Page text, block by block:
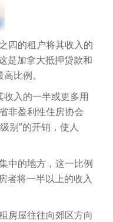
四的租户将其收入的
是加拿大抵押贷款和
比例。
收入的一半或更多用
非盈利性住房协会
别”的开销，使人
中的地方，这一比例
者将一半以上的收入
房屋往往向郊区方向